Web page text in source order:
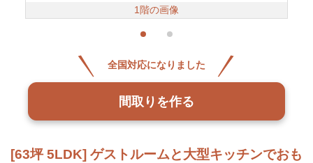
[63坪 5LDK] ゲストルームと大型キッチンでおも
1階の画像
全国対応になりました
間取りを作る